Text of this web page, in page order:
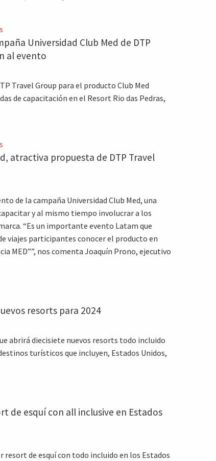
Universidad Club Med de DTP
al evento
Travel Group para el producto Club Med
de capacitación en el Resort Rio das Pedras,
atractiva propuesta de DTP Travel
de la campaña Universidad Club Med, una
y al mismo tiempo involucrar a los
“Es un importante evento Latam que
viajes participantes conocer el producto en
MED””, nos comenta Joaquín Prono, ejecutivo
resorts para 2024
abrirá diecisiete nuevos resorts todo incluido
turísticos que incluyen, Estados Unidos,
de esquí con all inclusive en Estados
resort de esquí con todo incluido en los Estados